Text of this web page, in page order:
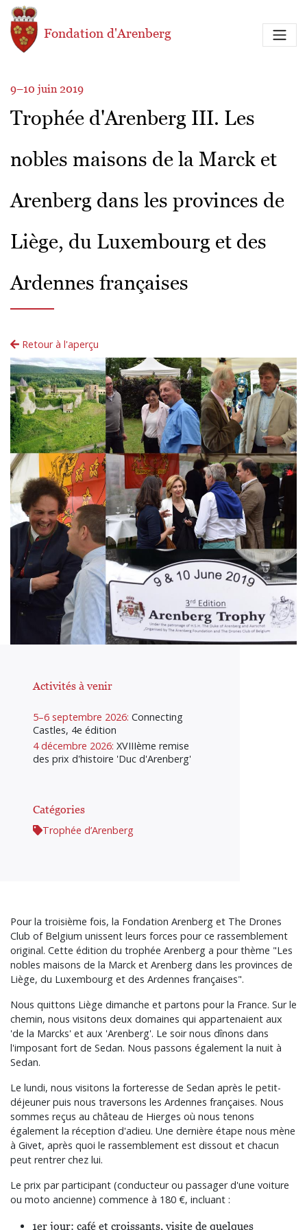
Aller au contenu principal
Fondation d'Arenberg
9–10 juin 2019
Trophée d'Arenberg III. Les
nobles maisons de la Marck et
Arenberg dans les provinces de
Liège, du Luxembourg et des
Ardennes françaises
Retour à l'aperçu
Activités à venir
5–6 septembre 2026: Connecting
Castles, 4e édition
4 décembre 2026: XVIIIème remise
des prix d'histoire 'Duc d'Arenberg'
Catégories
Trophée d’Arenberg
Pour la troisième fois, la Fondation Arenberg et The Drones
Club of Belgium unissent leurs forces pour ce rassemblement
original. Cette édition du trophée Arenberg a pour thème "Les
nobles maisons de la Marck et Arenberg dans les provinces de
Liège, du Luxembourg et des Ardennes françaises".
Nous quittons Liège dimanche et partons pour la France. Sur le
chemin, nous visitons deux domaines qui appartenaient aux
'de la Marcks' et aux 'Arenberg'. Le soir nous dînons dans
l'imposant fort de Sedan. Nous passons également la nuit à
Sedan.
Le lundi, nous visitons la forteresse de Sedan après le petit-
déjeuner puis nous traversons les Ardennes françaises. Nous
sommes reçus au château de Hierges où nous tenons
également la réception d'adieu. Une dernière étape nous mène
à Givet, après quoi le rassemblement est dissout et chacun
peut rentrer chez lui.
Le prix par participant (conducteur ou passager d'une voiture
ou moto ancienne) commence à 180 €, incluant :
1er jour: café et croissants, visite de quelques